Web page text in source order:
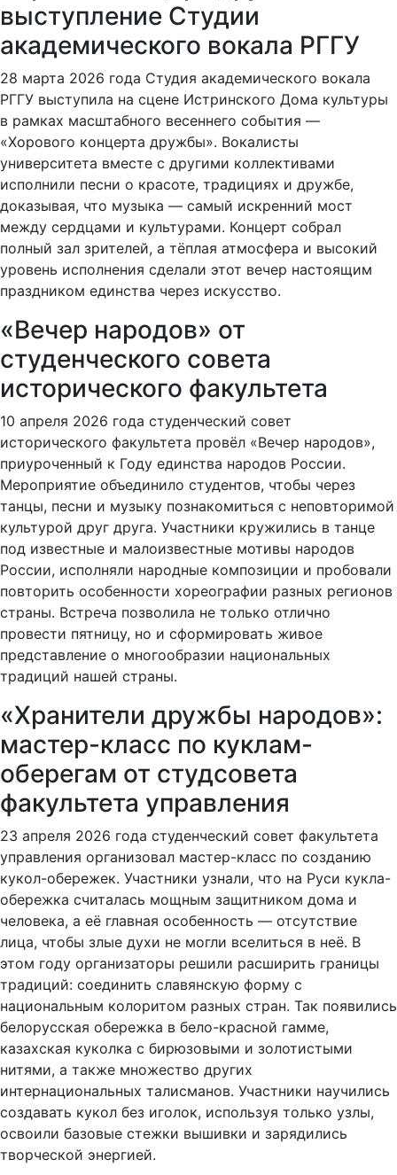
выступление Студии
академического вокала РГГУ
28 марта 2026 года Студия академического вокала
РГГУ выступила на сцене Истринского Дома культуры
в рамках масштабного весеннего события —
«Хорового концерта дружбы». Вокалисты
университета вместе с другими коллективами
исполнили песни о красоте, традициях и дружбе,
доказывая, что музыка — самый искренний мост
между сердцами и культурами. Концерт собрал
полный зал зрителей, а тёплая атмосфера и высокий
уровень исполнения сделали этот вечер настоящим
праздником единства через искусство.
«Вечер народов» от
студенческого совета
исторического факультета
10 апреля 2026 года студенческий совет
исторического факультета провёл «Вечер народов»,
приуроченный к Году единства народов России.
Мероприятие объединило студентов, чтобы через
танцы, песни и музыку познакомиться с неповторимой
культурой друг друга. Участники кружились в танце
под известные и малоизвестные мотивы народов
России, исполняли народные композиции и пробовали
повторить особенности хореографии разных регионов
страны. Встреча позволила не только отлично
провести пятницу, но и сформировать живое
представление о многообразии национальных
традиций нашей страны.
«Хранители дружбы народов»:
мастер-класс по куклам-
оберегам от студсовета
факультета управления
23 апреля 2026 года студенческий совет факультета
управления организовал мастер-класс по созданию
кукол-обережек. Участники узнали, что на Руси кукла-
обережка считалась мощным защитником дома и
человека, а её главная особенность — отсутствие
лица, чтобы злые духи не могли вселиться в неё. В
этом году организаторы решили расширить границы
традиций: соединить славянскую форму с
национальным колоритом разных стран. Так появились
белорусская обережка в бело-красной гамме,
казахская куколка с бирюзовыми и золотистыми
нитями, а также множество других
интернациональных талисманов. Участники научились
создавать кукол без иголок, используя только узлы,
освоили базовые стежки вышивки и зарядились
творческой энергией.